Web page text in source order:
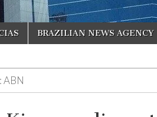
BRAZILIAN NEWS AGENCY
ABN